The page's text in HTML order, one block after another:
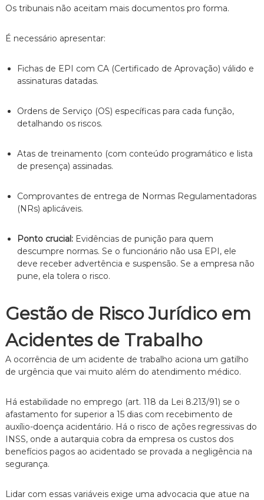
Os tribunais não aceitam mais documentos pro forma.
É necessário apresentar:
Fichas de EPI com CA (Certificado de Aprovação) válido e
assinaturas datadas.
Ordens de Serviço (OS) específicas para cada função,
detalhando os riscos.
Atas de treinamento (com conteúdo programático e lista
de presença) assinadas.
Comprovantes de entrega de Normas Regulamentadoras
(NRs) aplicáveis.
Ponto crucial:Evidências de punição para quem
descumpre normas. Se o funcionário não usa EPI,ele
deve receber advertência e suspensão. Se a empresa não
pune,ela tolera o risco.
Gestão de Risco Jurídico em
Acidentes de Trabalho
A ocorrência de um acidente de trabalho aciona um gatilho
de urgência que vai muito além do atendimento médico.
Há estabilidade no emprego (art. 118 da Lei 8.213/91) se o
afastamento for superior a 15 dias com recebimento de
auxílio-doença acidentário. Há o risco de ações regressivas do
INSS,onde a autarquia cobra da empresa os custos dos
benefícios pagos ao acidentado se provada a negligência na
segurança.
Lidar com essas variáveis exige uma advocacia que atue na